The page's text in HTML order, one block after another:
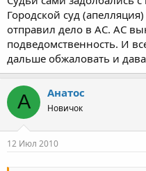
а
Городской суд
отправил дело в АС. АС
подведомственность. И
дальше обжаловать и
А Анатос
Новичок
12 Июл 2010